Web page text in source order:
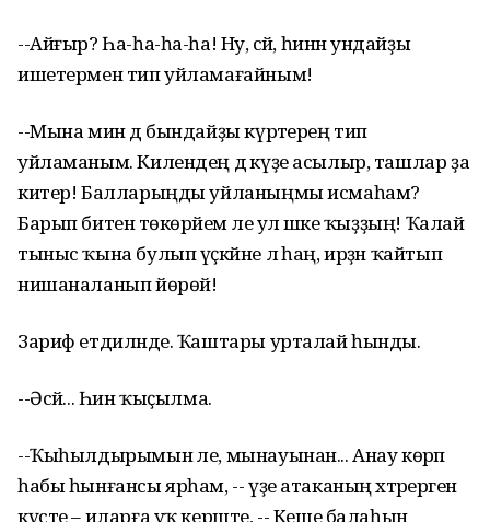
--Айғыр? Һа-һа-һа-һа! Ну, әсәй, һинән ундайҙы
ишетермен тип уйламағайным!
--Мына мин дә бындайҙы күрәтерең тип
уйламаным. Килендең дә күҙе асылыр, ташлар ҙа
китер! Балларыңды уйланыңмы исмаһам?
Барып битенә төкөрәйем әле ул әшәке ҡыҙҙың! Ҡалай
тыныс ҡына булып үҫкәйне лә һаң, ирҙән ҡайтып
нишаналанып йөрөй!
Зариф етдиләнде. Ҡаштары урталай һынды.
--Әсәй... Һин ҡыҫылма.
--Ҡыһылдырымын әле, мынауынан... Анау көрәп
һабы һынғансы ярһам, -- үҙе атаканың хәтәрерәгенә
күсте – иларға уҡ керште, -- Кеше балаһын